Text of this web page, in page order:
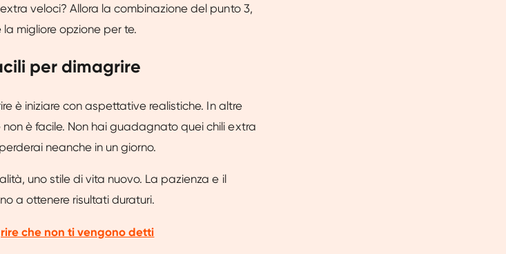
veloci? Allora la combinazione del punto 3,
migliore opzione per te.
per dimagrire
è iniziare con aspettative realistiche. In altre
è facile. Non hai guadagnato quei chili extra
neanche in un giorno.
uno stile di vita nuovo. La pazienza e il
a ottenere risultati duraturi.
che non ti vengono detti